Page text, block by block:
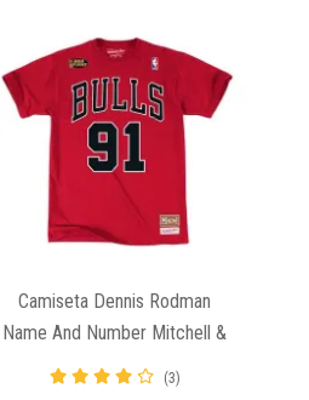
Camiseta Dennis Rodman
Name And Number Mitchell &
Ness Chicago Bulls Roja
(3)